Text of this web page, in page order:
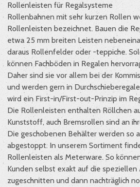
Rollenleisten für Regalsysteme
Rollenbahnen mit sehr kurzen Rollen
Rollenleisten bezeichnet. Bauen die
etwa 25 mm breiten Leisten
daraus Rollenfelder oder -teppiche.
können Fachböden in Regalen
Daher sind sie vor allem bei der
und werden gern in
wird ein First-in/First-out-Prinzip im
Die Rollenleisten enthalten Röllchen
Kunststoff, auch Bremsrollen sind an
Die geschobenen Behälter werden so
abgestoppt. In unserem Sortiment
Rollenleisten als Meterware. So
Kunden selbst exakt auf die
zugeschnitten und dann nachträglich